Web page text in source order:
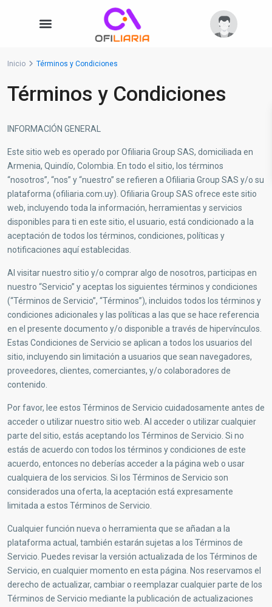
Inicio Términos y Condiciones
Términos y Condiciones
INFORMACIÓN GENERAL
Este sitio web es operado por Ofiliaria Group SAS, domiciliada en
Armenia, Quindío, Colombia. En todo el sitio, los términos
“nosotros”, “nos” y “nuestro” se refieren a Ofiliaria Group SAS y/o su
plataforma (ofiliaria.com.uy). Ofiliaria Group SAS ofrece este sitio
web, incluyendo toda la información, herramientas y servicios
disponibles para ti en este sitio, el usuario, está condicionado a la
aceptación de todos los términos, condiciones, políticas y
notificaciones aquí establecidas.
Al visitar nuestro sitio y/o comprar algo de nosotros, participas en
nuestro “Servicio” y aceptas los siguientes términos y condiciones
(“Términos de Servicio”, “Términos”), incluidos todos los términos y
condiciones adicionales y las políticas a las que se hace referencia
en el presente documento y/o disponible a través de hipervínculos.
Estas Condiciones de Servicio se aplican a todos los usuarios del
sitio, incluyendo sin limitación a usuarios que sean navegadores,
proveedores, clientes, comerciantes, y/o colaboradores de
contenido.
Por favor, lee estos Términos de Servicio cuidadosamente antes de
acceder o utilizar nuestro sitio web. Al acceder o utilizar cualquier
parte del sitio, estás aceptando los Términos de Servicio. Si no
estás de acuerdo con todos los términos y condiciones de este
acuerdo, entonces no deberías acceder a la página web o usar
cualquiera de los servicios. Si los Términos de Servicio son
considerados una oferta, la aceptación está expresamente
limitada a estos Términos de Servicio.
Cualquier función nueva o herramienta que se añadan a la
plataforma actual, también estarán sujetas a los Términos de
Servicio. Puedes revisar la versión actualizada de los Términos de
Servicio, en cualquier momento en esta página. Nos reservamos el
derecho de actualizar, cambiar o reemplazar cualquier parte de los
Términos de Servicio mediante la publicación de actualizaciones